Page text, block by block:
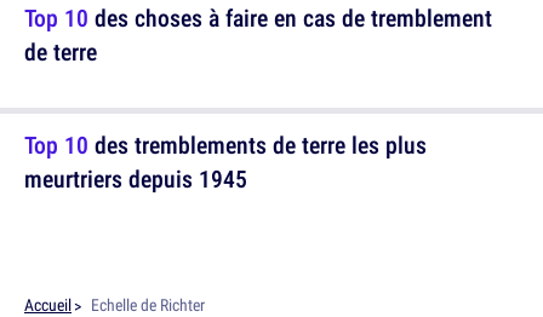
Top 10 des choses à faire en cas de tremblement
de terre
Top 10 des tremblements de terre les plus
meurtriers depuis 1945
Accueil Echelle de Richter